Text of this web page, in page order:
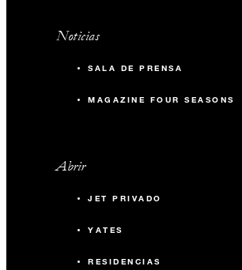
Noticias
SALA DE PRENSA
MAGAZINE FOUR SEASONS
Abrir
JET PRIVADO
YATES
RESIDENCIAS